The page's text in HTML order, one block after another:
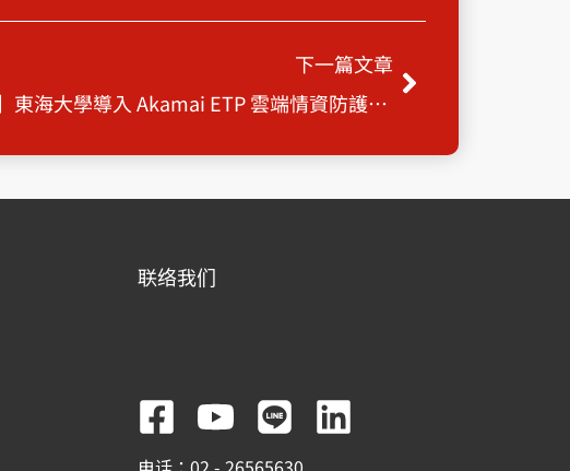
下一篇文章
【新時代資安佈局】東海大學導入 Akamai ETP 雲端情資防護服務， 高效擋下潛藏威脅
Next
联络我们
F
a
Y
o
L
i
L